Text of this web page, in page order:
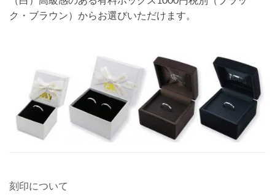
ク・ブラウン）からお選びいただけます。
刻印について